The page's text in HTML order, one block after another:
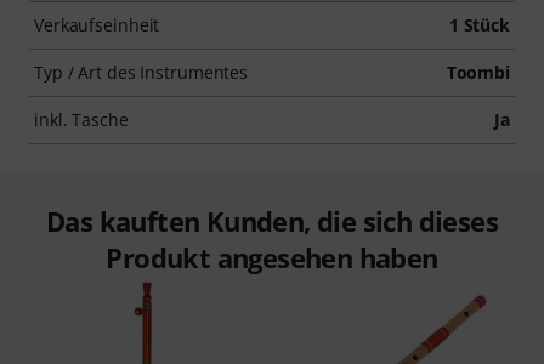
Verkaufseinheit 1 Stück
Typ / Art des Instrumentes Toombi
inkl. Tasche Ja
Das kauften Kunden, die sich dieses
Produkt angesehen haben